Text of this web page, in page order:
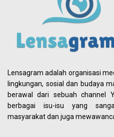
Lensagram adalah organisasi
lingkungan, sosial dan budaya
berawal dari sebuah channel
berbagai isu-isu yang
masyarakat dan juga